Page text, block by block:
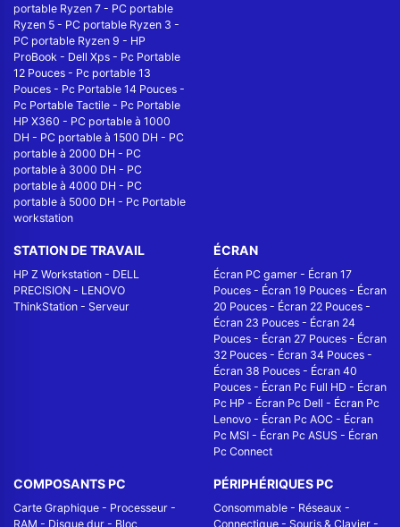
portable Ryzen 7 - PC portable
Ryzen 5 - PC portable Ryzen 3 -
PC portable Ryzen 9 - HP
ProBook - Dell Xps - Pc Portable
12 Pouces - Pc portable 13
Pouces - Pc Portable 14 Pouces -
Pc Portable Tactile - Pc Portable
HP X360 - PC portable à 1000
DH - PC portable à 1500 DH - PC
portable à 2000 DH - PC
portable à 3000 DH - PC
portable à 4000 DH - PC
portable à 5000 DH - Pc Portable
workstation
STATION DE TRAVAIL
HP Z Workstation - DELL
PRECISION - LENOVO
ThinkStation - Serveur
ÉCRAN
Écran PC gamer - Écran 17
Pouces - Écran 19 Pouces - Écran
20 Pouces - Écran 22 Pouces -
Écran 23 Pouces - Écran 24
Pouces - Écran 27 Pouces - Écran
32 Pouces - Écran 34 Pouces -
Écran 38 Pouces - Écran 40
Pouces - Écran Pc Full HD - Écran
Pc HP - Écran Pc Dell - Écran Pc
Lenovo - Écran Pc AOC - Écran
Pc MSI - Écran Pc ASUS - Écran
Pc Connect
COMPOSANTS PC
Carte Graphique - Processeur -
RAM - Disque dur - Bloc
PÉRIPHÉRIQUES PC
Consommable - Réseaux -
Connectique - Souris & Clavier -